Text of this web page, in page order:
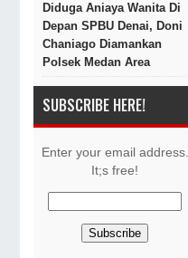
Diduga Aniaya Wanita Di
Depan SPBU Denai, Doni
Chaniago Diamankan
Polsek Medan Area
SUBSCRIBE HERE!
Enter your email address.
It;s free!